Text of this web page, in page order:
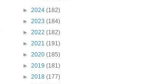
► 2024 (182)
► 2023 (184)
► 2022 (182)
► 2021 (191)
► 2020 (185)
► 2019 (181)
► 2018 (177)